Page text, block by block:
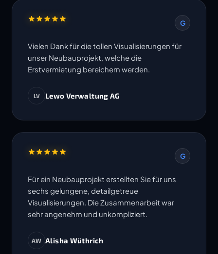
G
Vielen Dank für die tollen Visualisierungen für
unser Neubauprojekt, welche die
Erstvermietung bereichern werden.
LV Lewo Verwaltung AG
G
Für ein Neubauprojekt erstellten Sie für uns
sechs gelungene, detailgetreue
Visualisierungen. Die Zusammenarbeit war
sehr angenehm und unkompliziert.
AW Alisha Wüthrich